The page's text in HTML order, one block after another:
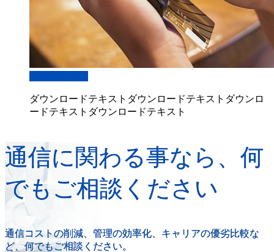
ダウンロードテキストダウンロードテキストダウンロ
ードテキストダウンロードテキスト
通信に関わる事なら、何
でもご相談ください
通信コストの削減、管理の効率化、キャリアの優劣比較な
ど、何でもご相談ください。